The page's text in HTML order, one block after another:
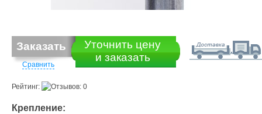
Заказать
Уточнить цену
и заказать
Сравнить
Рейтинг:
Крепление: